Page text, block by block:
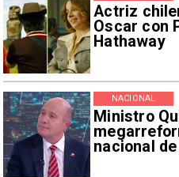
Actriz
Oscar con
Hathaway
Ministro
nacional
NACIONAL